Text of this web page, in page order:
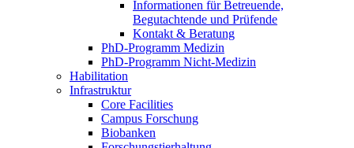
Informationen für Betreuende,
Begutachtende und Prüfende
Kontakt & Beratung
PhD-Programm Medizin
PhD-Programm Nicht-Medizin
Habilitation
Infrastruktur
Core Facilities
Campus Forschung
Biobanken